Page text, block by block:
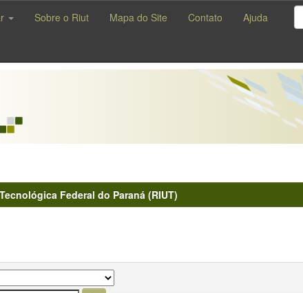
Sobre o Riut Mapa do Site Contato Ajuda
Federal do Paraná (RIUT)